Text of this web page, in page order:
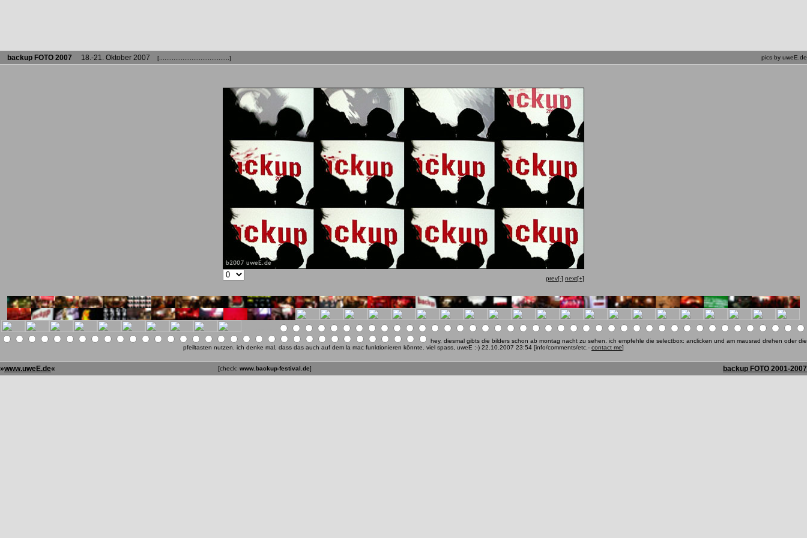
backup FOTO 2007 18.-21. Oktober 2007 [.......................................] pics by uweE.de
prev[-] next[+]
hey, diesmal gibts die bilders schon ab montag nacht zu sehen. ich empfehle die selectbox: anclicken und am mausrad drehen oder die
pfeiltasten nutzen. ich denke mal, dass das auch auf dem la mac funktionieren könnte. viel spass, uweE :-) 22.10.2007 23:54 [info/comments/etc.- contact me]
»www.uweE.de« [check: www.backup-festival.de] backup FOTO 2001-2007